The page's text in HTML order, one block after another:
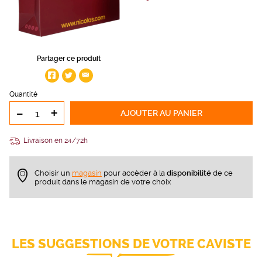
Partager ce produit
Quantité
- + AJOUTERAU PANIER
Livraison en 24/72h
Choisir un magasin pour accèder à la disponibilité de ce
produit dans le magasin de votre choix
LES SUGGESTIONS DE VOTRE CAVISTE